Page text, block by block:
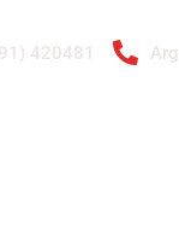
420481